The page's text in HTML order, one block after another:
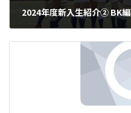
2024年度新入生紹介② BK編
2024年6月10日